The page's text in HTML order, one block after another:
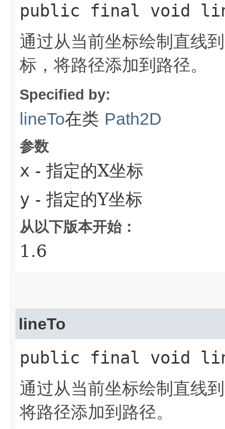
public final void
通过从当前坐标绘制直线
标，将路径添加到路径。
Specified by:
lineTo在类 Path2D
参数
x - 指定的X坐标
y - 指定的Y坐标
从以下版本开始：
1.6
lineTo
public final void
通过从当前坐标绘制直线
将路径添加到路径。